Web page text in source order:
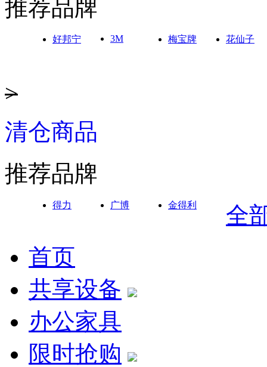
推荐品牌
好邦宁 3M 梅宝牌 花仙子
>
清仓商品
推荐品牌
得力 广博 金得利
全
首页
共享设备
办公家具
限时抢购